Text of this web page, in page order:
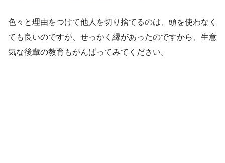
色々と理由をつけて他人を切り捨てるのは、頭を使わなく
ても良いのですが、せっかく縁があったのですから、生意
気な後輩の教育もがんばってみてください。